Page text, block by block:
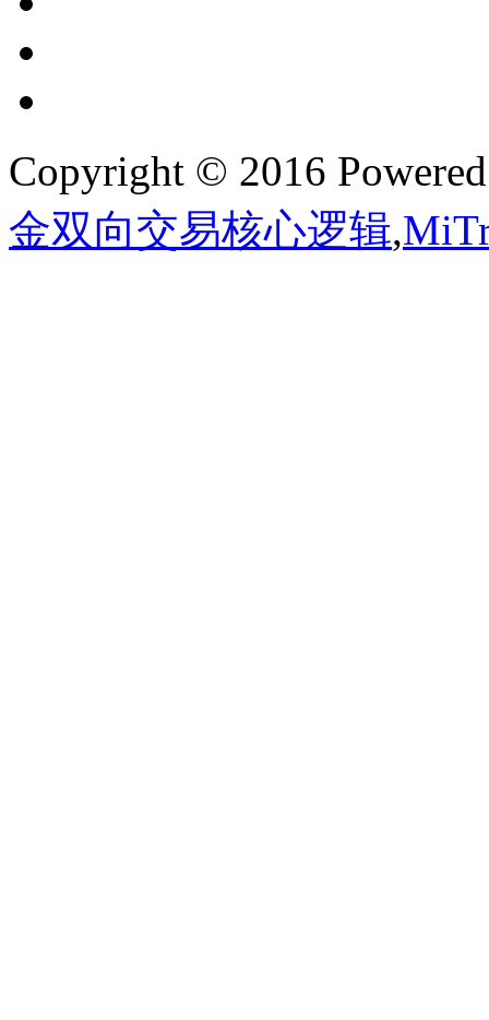
Copyright © 2016
金双向交易核心逻辑,